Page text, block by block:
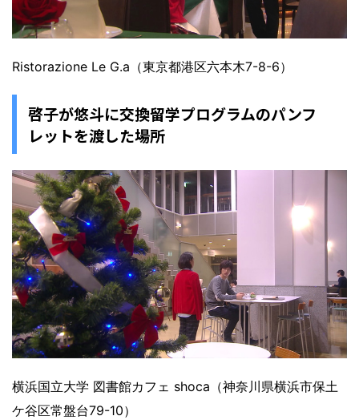
Ristorazione Le G.a（東京都港区六本木7-8-6）
啓子が悠斗に交換留学プログラムのパンフ
レットを渡した場所
横浜国立大学 図書館カフェ shoca（神奈川県横浜市保土
ケ谷区常盤台79-10）